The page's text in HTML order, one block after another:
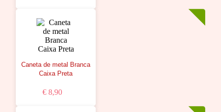
Caneta de metal Branca
Caixa Preta
€ 8,90